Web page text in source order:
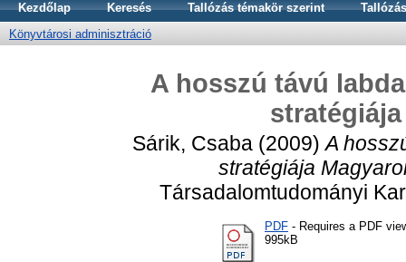
Kezdőlap Keresés Tallózás témakör szerint
Könyvtárosi adminisztráció
A hosszú távú
Sárik, Csaba(2009)A
stratégiája
Társadalomtudományi
PDF - Requires a PDF
995kB